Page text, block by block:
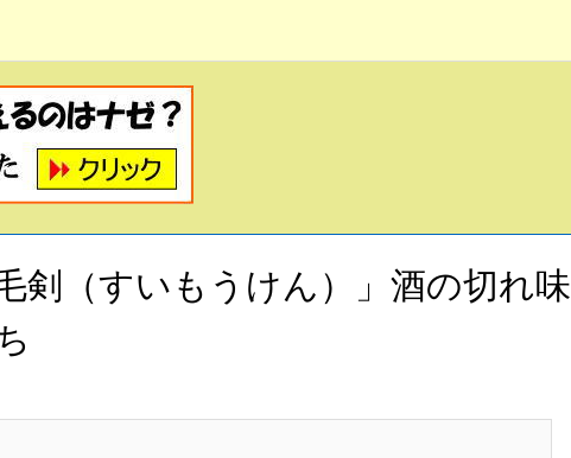
剣（すいもうけん）」酒の切れ味